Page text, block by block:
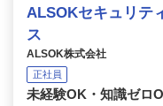
ALSOKセキュリテ
ス
ALSOK株式会社
正社員
未経験OK・知識ゼロ